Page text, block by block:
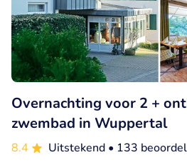
Overnachting voor 2 +
zwembad in Wuppertal
8.4 Uitstekend • 133